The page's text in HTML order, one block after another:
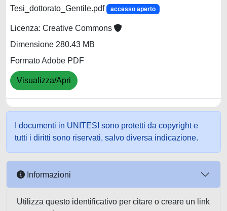
Tesi_dottorato_Gentile.pdf accesso aperto
Licenza: Creative Commons
Dimensione 280.43 MB
Formato Adobe PDF
Visualizza/Apri
I documenti in UNITESI sono protetti da copyright e
tutti i diritti sono riservati, salvo diversa indicazione.
Informazioni
Utilizza questo identificativo per citare o creare un link